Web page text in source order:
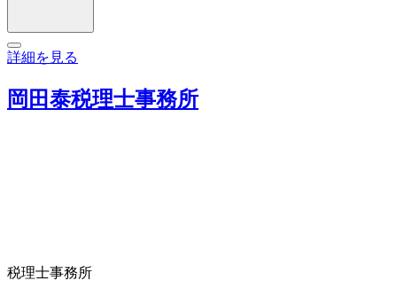
詳細を見る
岡田泰税理士事務所
税理士事務所